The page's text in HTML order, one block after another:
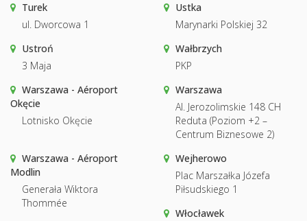
Turek
ul. Dworcowa 1
Ustka
Marynarki Polskiej 32
Ustroń
3 Maja
Wałbrzych
PKP
Warszawa - Aéroport
Okęcie
Lotnisko Okęcie
Warszawa
Al. Jerozolimskie 148 CH
Reduta (Poziom +2 –
Centrum Biznesowe 2)
Warszawa - Aéroport
Modlin
Generała Wiktora
Thommée
Wejherowo
Plac Marszałka Józefa
Piłsudskiego 1
Włocławek